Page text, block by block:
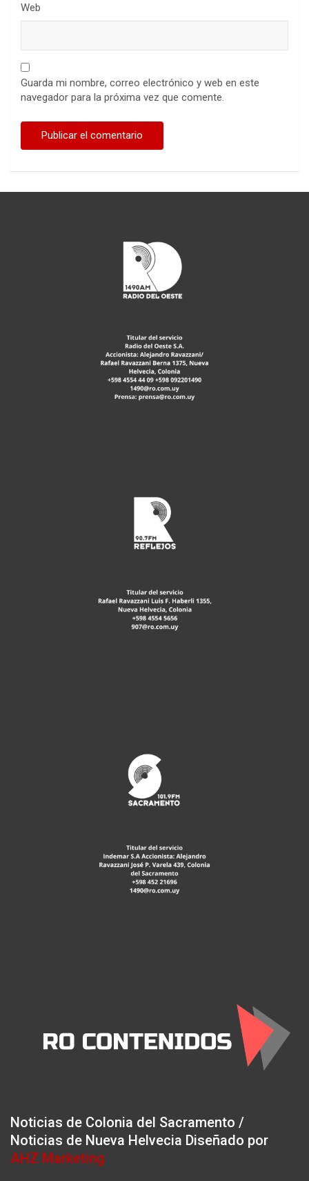
Web
Guarda mi nombre, correo electrónico y web en este
navegador para la próxima vez que comente.
Noticias de Colonia del Sacramento /
Noticias de Nueva Helvecia Diseñado por
AHZ Marketing